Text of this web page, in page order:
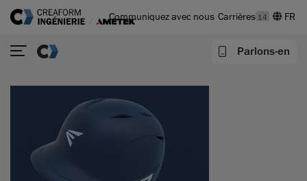
Communiquez avec nous Carrières 14
Parlons-en